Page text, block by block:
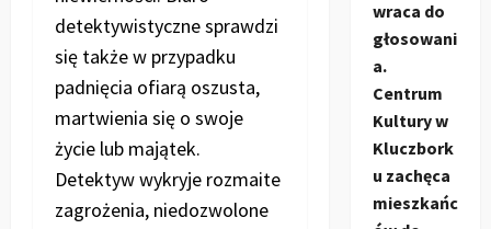
detektywistyczne sprawdzi
się także w przypadku
padnięcia ofiarą oszusta,
martwienia się o swoje
życie lub majątek.
Detektyw wykryje rozmaite
zagrożenia, niedozwolone
wraca do
głosowani
a.
Centrum
Kultury w
Kluczbork
u zachęca
mieszkańc